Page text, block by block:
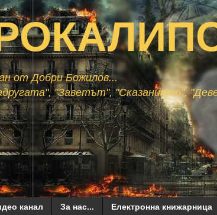
от Добри Божилов...
"Заветът", "Сказанието",
канал За нас... Електронна книжарница